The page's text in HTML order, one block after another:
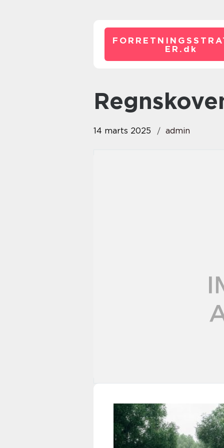
ER. dk
14 marts 2025 admin